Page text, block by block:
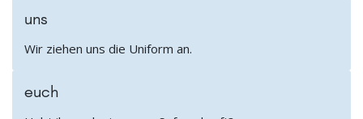
uns
Wir ziehen uns die Uniform an.
euch